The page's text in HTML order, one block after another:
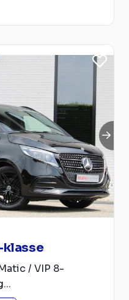
klasse
/ VIP 8-